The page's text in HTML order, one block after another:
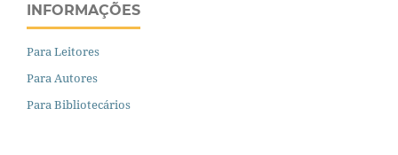
INFORMAÇÕES
Para Leitores
Para Autores
Para Bibliotecários